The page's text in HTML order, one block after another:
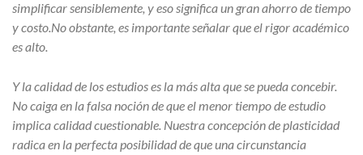
simplificar sensiblemente, y eso significa un gran ahorro de tiempo
y costo.No obstante, es importante señalar que el rigor académico
es alto.
Y la calidad de los estudios es la más alta que se pueda concebir.
No caiga en la falsa noción de que el menor tiempo de estudio
implica calidad cuestionable. Nuestra concepción de plasticidad
radica en la perfecta posibilidad de que una circunstancia